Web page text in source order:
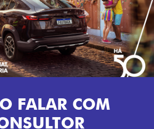
FALAR COM